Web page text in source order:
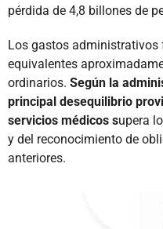
pérdida de 4,8 billones de
Los gastos administrativos
equivalentes
ordinarios. Según la
principal desequilibrio
servicios médicos supera
y del reconocimiento de
anteriores.